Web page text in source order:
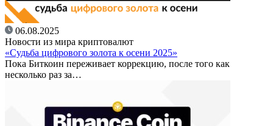
06.08.2025
Новости из мира криптовалют
«Судьба цифрового золота к осени 2025»
Пока Биткоин переживает коррекцию, после того как
несколько раз за…